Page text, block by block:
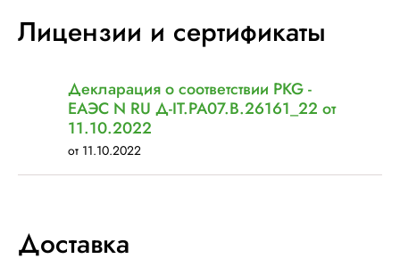
Лицензии и сертификаты
Декларация о соответствии PKG -
ЕАЭС N RU Д-IT.РА07.В.26161_22 от
11.10.2022
от 11.10.2022
Доставка